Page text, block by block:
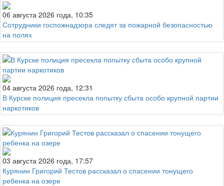
06 августа 2026 года, 10:35
Сотрудники госпожнадзора следят за пожарной безопасностью
на полях
04 августа 2026 года, 12:31
В Курске полиция пресекла попытку сбыта особо крупной партии
наркотиков
03 августа 2026 года, 17:57
Курянин Григорий Тестов рассказал о спасении тонущего
ребенка на озере